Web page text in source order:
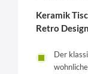
Keramik
Retro Design
Der